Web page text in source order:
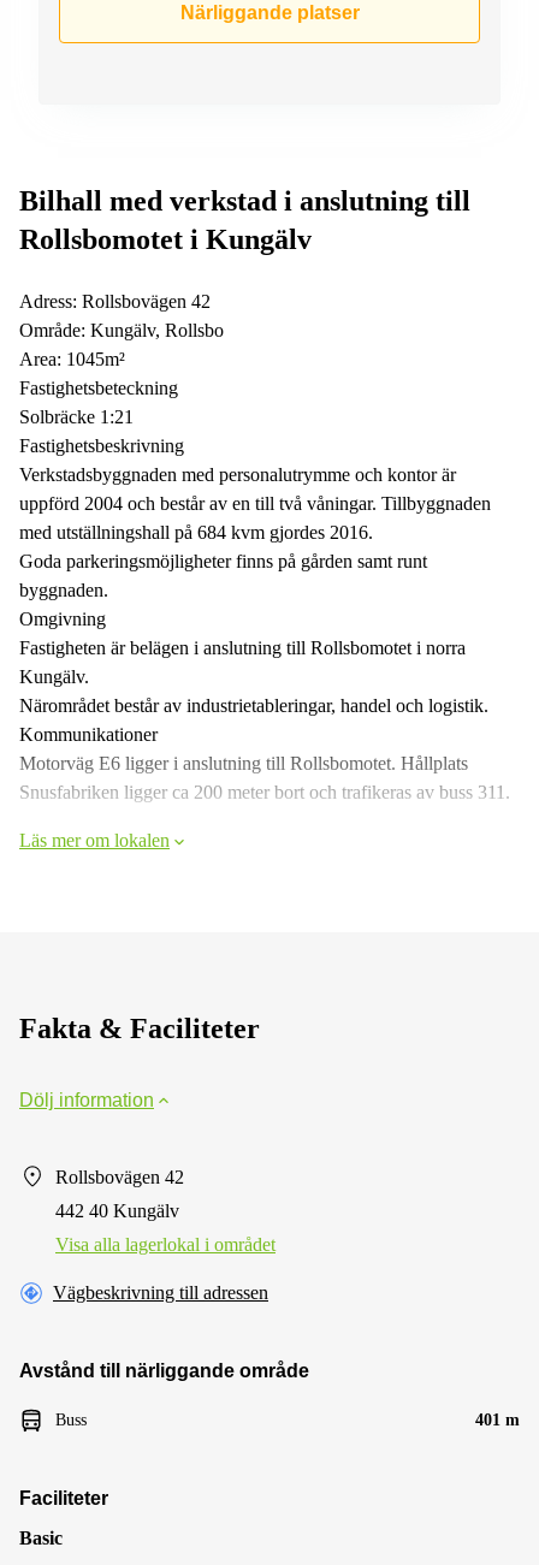
Närliggande platser
Bilhall med verkstad i anslutning till
Rollsbomotet i Kungälv
Adress: Rollsbovägen 42
Område: Kungälv, Rollsbo
Area: 1045m²
Fastighetsbeteckning
Solbräcke 1:21
Fastighetsbeskrivning
Verkstadsbyggnaden med personalutrymme och kontor är
uppförd 2004 och består av en till två våningar. Tillbyggnaden
med utställningshall på 684 kvm gjordes 2016.
Goda parkeringsmöjligheter finns på gården samt runt
byggnaden.
Omgivning
Fastigheten är belägen i anslutning till Rollsbomotet i norra
Kungälv.
Närområdet består av industrietableringar, handel och logistik.
Kommunikationer
Motorväg E6 ligger i anslutning till Rollsbomotet. Hållplats
Snusfabriken ligger ca 200 meter bort och trafikeras av buss 311.
Läs mer om lokalen
Fakta & Faciliteter
Dölj information
Rollsbovägen 42
442 40 Kungälv
Visa alla lagerlokal i området
Vägbeskrivning till adressen
Avstånd till närliggande område
Buss 401 m
Faciliteter
Basic